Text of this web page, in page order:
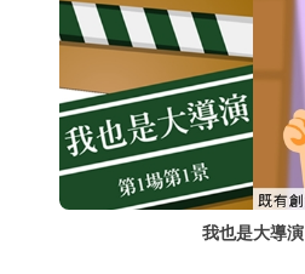
我也是大導演